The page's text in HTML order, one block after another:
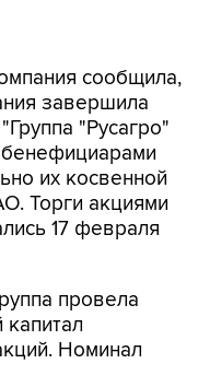
"Русагро"
их косвенной
Торги акциями
17 февраля
провела
Номинал
агрохолдингов